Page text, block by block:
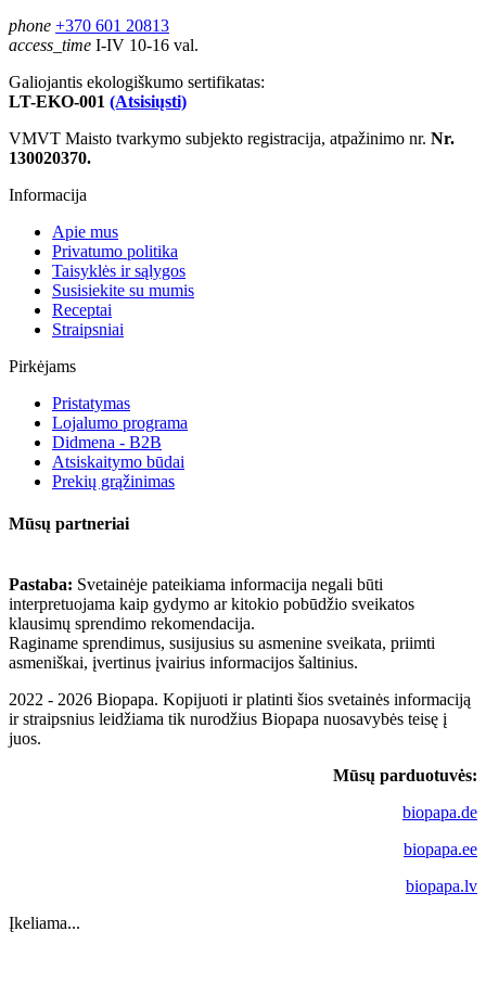
phone +370 601 20813
access_time I-IV 10-16 val.
Galiojantis ekologiškumo sertifikatas:
LT-EKO-001 (Atsisiųsti)
VMVT Maisto tvarkymo subjekto registracija, atpažinimo nr. Nr.
130020370.
Informacija
Apie mus
Privatumo politika
Taisyklės ir sąlygos
Susisiekite su mumis
Receptai
Straipsniai
Pirkėjams
Pristatymas
Lojalumo programa
Didmena - B2B
Atsiskaitymo būdai
Prekių grąžinimas
Mūsų partneriai
Pastaba: Svetainėje pateikiama informacija negali būti
interpretuojama kaip gydymo ar kitokio pobūdžio sveikatos
klausimų sprendimo rekomendacija.
Raginame sprendimus, susijusius su asmenine sveikata, priimti
asmeniškai, įvertinus įvairius informacijos šaltinius.
2022 - 2026 Biopapa. Kopijuoti ir platinti šios svetainės informaciją
ir straipsnius leidžiama tik nurodžius Biopapa nuosavybės teisę į
juos.
Mūsų parduotuvės:
biopapa.de
biopapa.ee
biopapa.lv
Įkeliama...